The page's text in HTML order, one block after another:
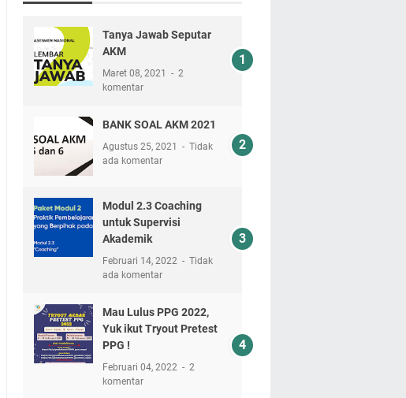
Tanya Jawab Seputar
AKM
Maret 08, 2021
2
komentar
BANK SOAL AKM 2021
Agustus 25, 2021
Tidak
ada komentar
Modul 2.3 Coaching
untuk Supervisi
Akademik
Februari 14, 2022
Tidak
ada komentar
Mau Lulus PPG 2022,
Yuk ikut Tryout Pretest
PPG !
Februari 04, 2022
2
komentar